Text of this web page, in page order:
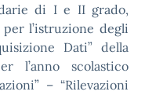
di I e II grado,
l’istruzione degli
Dati” della
l’anno scolastico
– “Rilevazioni